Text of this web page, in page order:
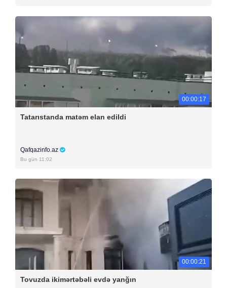
00:00:17
Tatarıstanda matəm elan edildi
Qafqazinfo.az
Bu gün 11:02
00:00:21
Tovuzda ikimərtəbəli evdə yanğın